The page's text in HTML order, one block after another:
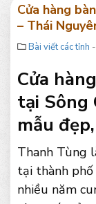
Cửa hàng
– Thái
Bài viết các tỉnh -
Cửa
tại Sông
mẫu
Thanh Tùng
tại thành phố
nhiều năm